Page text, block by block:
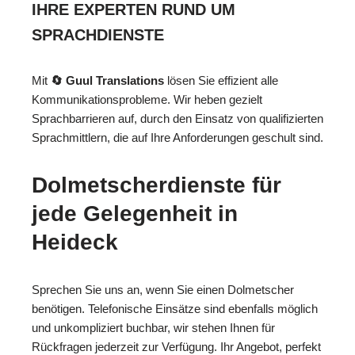
IHRE EXPERTEN RUND UM
SPRACHDIENSTE
Mit 🔄 Guul Translations lösen Sie effizient alle
Kommunikationsprobleme. Wir heben gezielt
Sprachbarrieren auf, durch den Einsatz von qualifizierten
Sprachmittlern, die auf Ihre Anforderungen geschult sind.
Dolmetscherdienste für
jede Gelegenheit in
Heideck
Sprechen Sie uns an, wenn Sie einen Dolmetscher
benötigen. Telefonische Einsätze sind ebenfalls möglich
und unkompliziert buchbar, wir stehen Ihnen für
Rückfragen jederzeit zur Verfügung. Ihr Angebot, perfekt